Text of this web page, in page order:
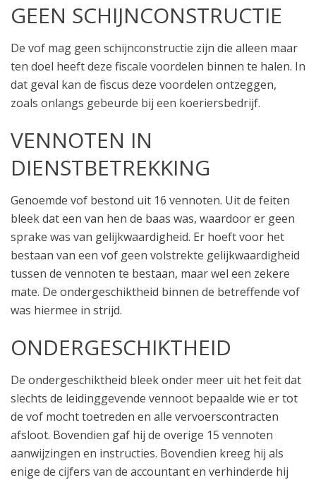
GEEN SCHIJNCONSTRUCTIE
De vof mag geen schijnconstructie zijn die alleen maar
ten doel heeft deze fiscale voordelen binnen te halen. In
dat geval kan de fiscus deze voordelen ontzeggen,
zoals onlangs gebeurde bij een koeriersbedrijf.
VENNOTEN IN
DIENSTBETREKKING
Genoemde vof bestond uit 16 vennoten. Uit de feiten
bleek dat een van hen de baas was, waardoor er geen
sprake was van gelijkwaardigheid. Er hoeft voor het
bestaan van een vof geen volstrekte gelijkwaardigheid
tussen de vennoten te bestaan, maar wel een zekere
mate. De ondergeschiktheid binnen de betreffende vof
was hiermee in strijd.
ONDERGESCHIKTHEID
De ondergeschiktheid bleek onder meer uit het feit dat
slechts de leidinggevende vennoot bepaalde wie er tot
de vof mocht toetreden en alle vervoerscontracten
afsloot. Bovendien gaf hij de overige 15 vennoten
aanwijzingen en instructies. Bovendien kreeg hij als
enige de cijfers van de accountant en verhinderde hij